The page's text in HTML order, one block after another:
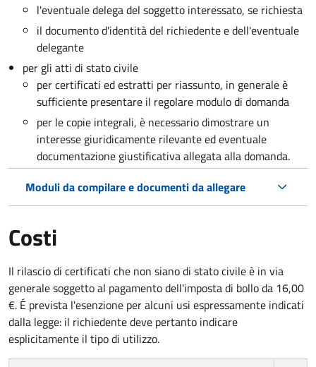
l'eventuale delega del soggetto interessato, se richiesta
il documento d'identità del richiedente e dell'eventuale
delegante
per gli atti di stato civile
per certificati ed estratti per riassunto, in generale è
sufficiente presentare il regolare modulo di domanda
per le copie integrali, è necessario dimostrare un
interesse giuridicamente rilevante ed eventuale
documentazione giustificativa allegata alla domanda.
Moduli da compilare e documenti da allegare
Costi
Il rilascio di certificati che non siano di stato civile è in via
generale soggetto al pagamento dell'imposta di bollo da 16,00
€. É prevista l'esenzione per alcuni usi espressamente indicati
dalla legge: il richiedente deve pertanto indicare
esplicitamente il tipo di utilizzo.